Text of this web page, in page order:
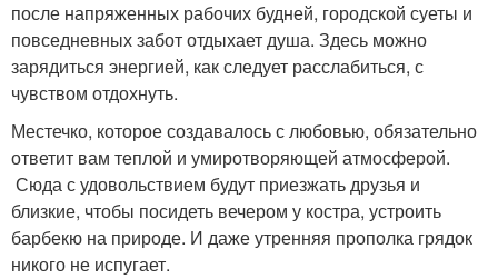
после напряженных рабочих будней, городской суеты и
повседневных забот отдыхает душа. Здесь можно
зарядиться энергией, как следует расслабиться, с
чувством отдохнуть.
Местечко, которое создавалось с любовью, обязательно
ответит вам теплой и умиротворяющей атмосферой.
Сюда с удовольствием будут приезжать друзья и
близкие, чтобы посидеть вечером у костра, устроить
барбекю на природе. И даже утренняя прополка грядок
никого не испугает.